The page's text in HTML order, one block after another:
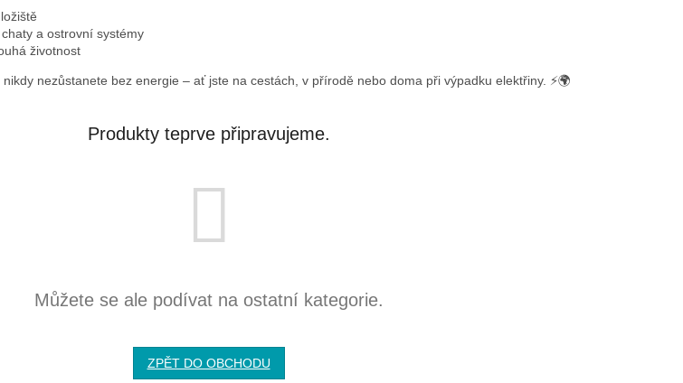
a ostrovní systémy
životnost
nezůstanete bez energie – ať jste na cestách, v přírodě nebo doma při výpadku elektřiny. ⚡🌍
Produkty teprve připravujeme.
Můžete se ale podívat na ostatní kategorie.
ZPĚT DO OBCHODU